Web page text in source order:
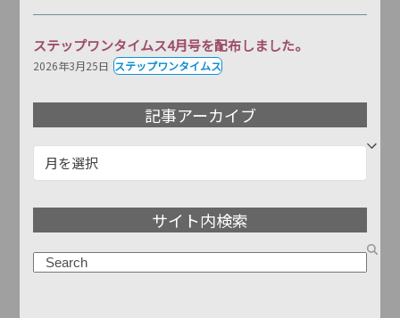
ステップワンタイムス4月号を配布しました。
2026年3月25日 ステップワンタイムス
記事アーカイブ
事
サイト内検索